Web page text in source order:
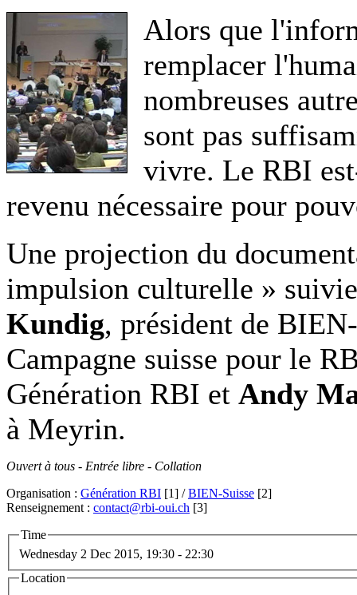
Alors que
remplacer
nombreuses
sont pas
vivre. Le RBI
revenu nécessaire pour
Une projection du
impulsion culturelle »
Kundig, président de
Campagne suisse pour le
Génération RBI et Andy
à Meyrin.
Ouvert à tous - Entrée libre - Collation
Organisation : Génération RBI [1] /BIEN-Suisse [2]
Renseignement : contact@rbi-oui.ch [3]
Time
Wednesday 2 Dec 2015, 19:30 - 22:30
Location